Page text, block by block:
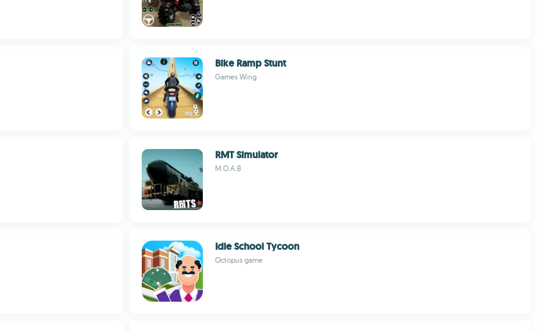
Bike Ramp Stunt
Games Wing
RMT Simulator
M.O.A.B
Idle School Tycoon
Octopus game